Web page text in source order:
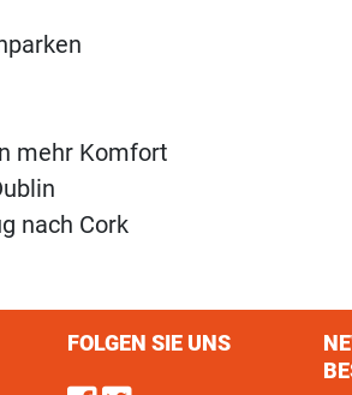
mehr Komfort
nach Cork
FOLGEN SIE UNS